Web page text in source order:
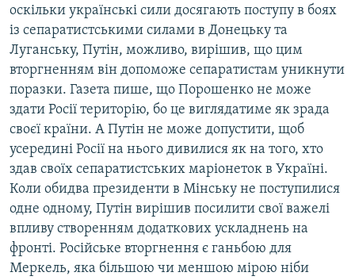
оскільки українські сили досягають поступу в боях
із сепаратистськими силами в Донецьку та
Луганську, Путін, можливо, вирішив, що цим
вторгненням він допоможе сепаратистам уникнути
поразки. Газета пише, що Порошенко не може
здати Росії територію, бо це виглядатиме як зрада
своєї країни. А Путін не може допустити, щоб
усередині Росії на нього дивилися як на того, хто
здав своїх сепаратистських маріонеток в Україні.
Коли обидва президенти в Мінську не поступилися
одне одному, Путін вирішив посилити свої важелі
впливу створенням додаткових ускладнень на
фронті. Російське вторгнення є ганьбою для
Меркель, яка більшою чи меншою мірою ніби